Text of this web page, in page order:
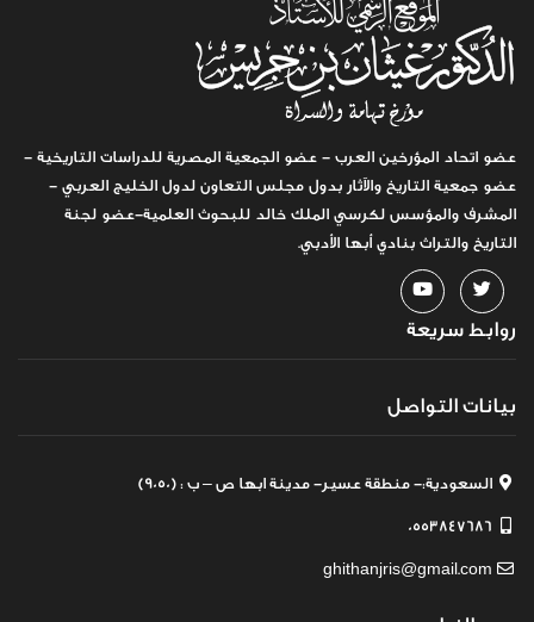
عضو اتحاد المؤرخين العرب - عضو الجمعية المصرية للدراسات التاريخية -
عضو جمعية التاريخ والآثار بدول مجلس التعاون لدول الخليج العربي -
المشرف والمؤسس لكرسي الملك خالد للبحوث العلمية-عضو لجنة
التاريخ والتراث بنادي أبها الأدبي.
روابط سريعة
بيانات التواصل
السعودية:- منطقة عسير- مدينة ابها ص – ب : (9050)
0553847686
ghithanjris@gmail.com